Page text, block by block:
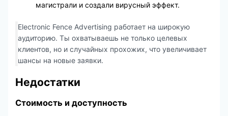
магистрали и создали вирусный эффект.
Electronic Fence Advertising работает на широкую
аудиторию. Ты охватываешь не только целевых
клиентов, но и случайных прохожих, что увеличивает
шансы на новые заявки.
Недостатки
Стоимость и доступность